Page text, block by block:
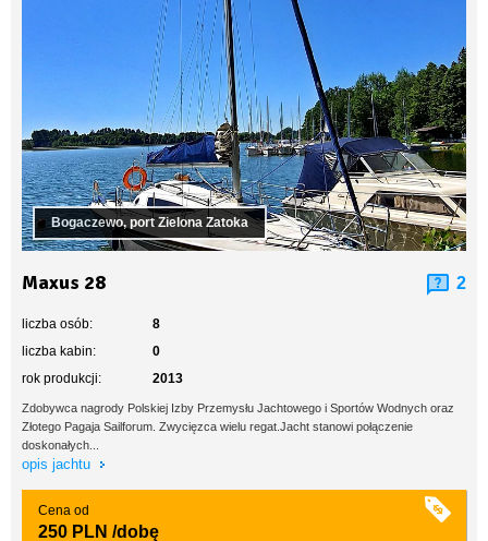
Bogaczewo, port Zielona Zatoka
Maxus 28 2
liczba osób:
8
liczba kabin:
0
rok produkcji:
2013
Zdobywca nagrody Polskiej Izby Przemysłu Jachtowego i Sportów Wodnych oraz
Złotego Pagaja Sailforum. Zwycięzca wielu regat.Jacht stanowi połączenie
doskonałych...
opis jachtu
Cena od
250 PLN /dobę